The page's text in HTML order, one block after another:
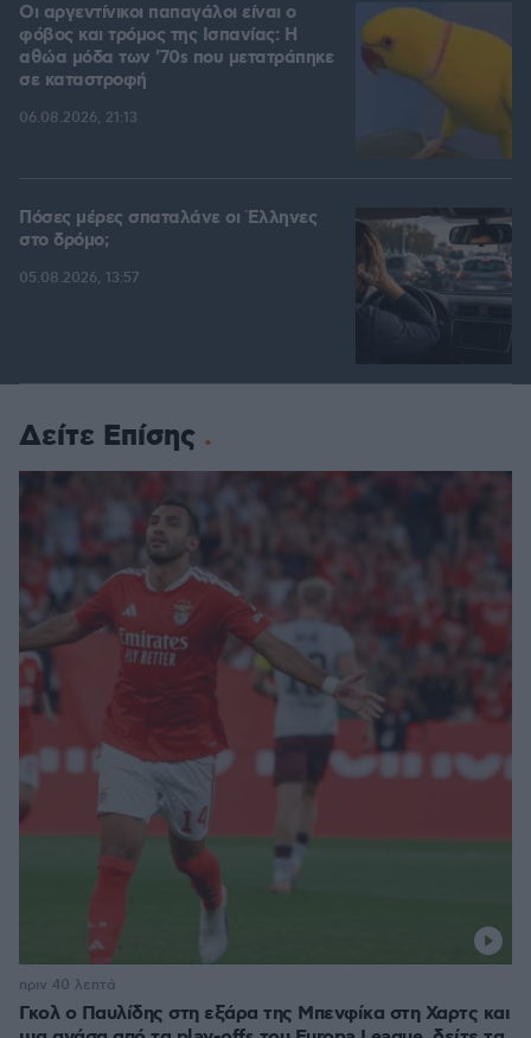
Οι αργεντίνικοι παπαγάλοι είναι ο
φόβος και τρόμος της Ισπανίας: Η
αθώα μόδα των '70s που μετατράπηκε
σε καταστροφή
06.08.2026, 21:13
Πόσες μέρες σπαταλάνε οι Έλληνες
στο δρόμο;
05.08.2026, 13:57
Δείτε Επίσης
Γκολ ο Παυλίδης στη εξάρα της Μπενφίκα στη Χαρτς και
πριν 40 λεπτά